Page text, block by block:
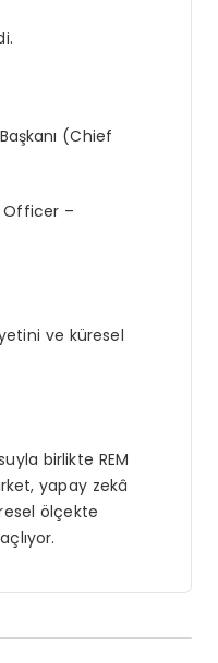
(Chief
Officer –
ve küresel
birlikte REM
yapay zekâ
ölçekte